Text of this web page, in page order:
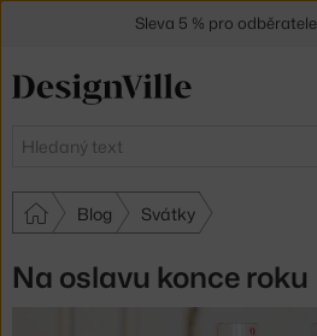
Hledat
Blog Svátky
Na oslavu konce roku
Sleva 5 % pro odběratele